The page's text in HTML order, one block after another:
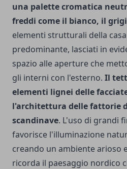
una palette cromatica
freddi come il bianco, il
elementi strutturali della
predominante, lasciati in
spazio alle aperture che
gli interni con l'esterno. Il
elementi lignei delle
l'architettura delle fattorie
scandinave. L'uso di grandi
favorisce l'illuminazione
creando un ambiente arioso
ricorda il paesaggio nordico